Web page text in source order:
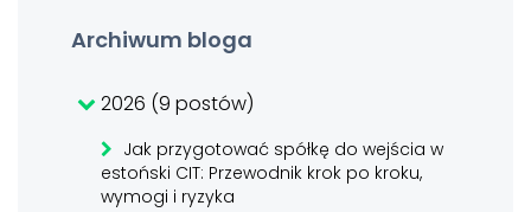
Archiwum bloga
2026 (9 postów)
Jak przygotować spółkę do wejścia w
estoński CIT: Przewodnik krok po kroku,
wymogi i ryzyka